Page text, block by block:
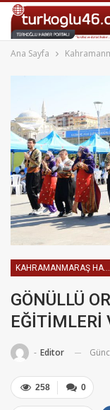
Ana Sayfa
GÖNÜLLÜ
EĞİTİMLERİ
- Editor
0
258